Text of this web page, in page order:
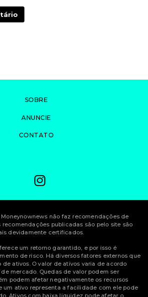
SOBRE
ANUNCIE
CONTATO
não faz recomendações de
recomendações publicadas são pelo site são
devidamente certificados.
um retorno garantido, e por isso é
de risco. Há diversos fatores externos que
ativos. O valor de ativos varia de acordo
mercado. Quedas de valor podem ser
podem afetar negativamente os recursos
um ativo representa a facilidade com ele pode
Ativos com baixa liquidez pode afetar o